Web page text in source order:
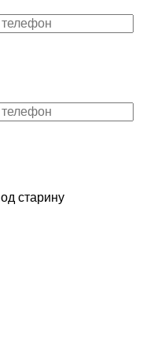
старину